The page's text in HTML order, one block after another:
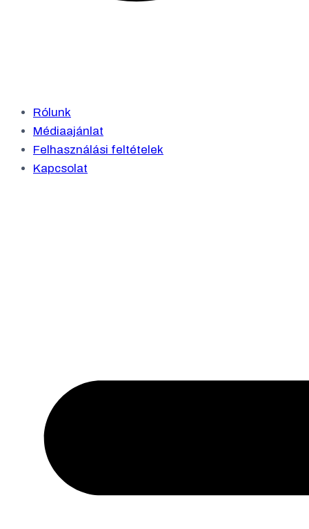
Rólunk
Médiaajánlat
Felhasználási feltételek
Kapcsolat